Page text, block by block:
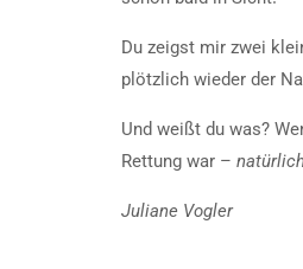
Du zeigst mir zwei
plötzlich wieder der
Und weißt du was?
Rettung war –
Juliane Vogler